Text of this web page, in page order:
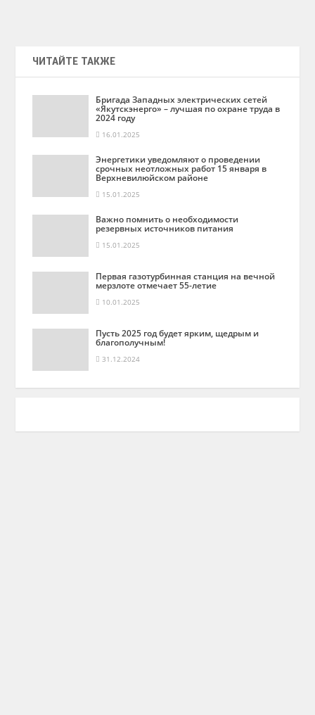
ЧИТАЙТЕ ТАКЖЕ
Бригада Западных электрических сетей
«Якутскэнерго» – лучшая по охране труда в
2024 году
16.01.2025
Энергетики уведомляют о проведении
срочных неотложных работ 15 января в
Верхневилюйском районе
15.01.2025
Важно помнить о необходимости
резервных источников питания
15.01.2025
Первая газотурбинная станция на вечной
мерзлоте отмечает 55-летие
10.01.2025
Пусть 2025 год будет ярким, щедрым и
благополучным!
31.12.2024